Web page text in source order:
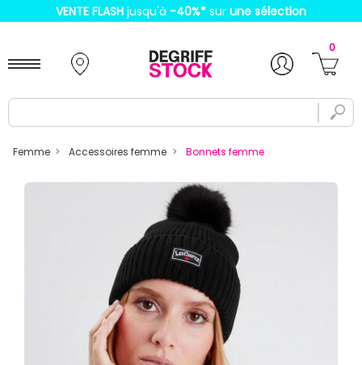
VENTE FLASH jusqu'à -40%* sur une sélection
0
Femme Accessoires femme Bonnets femme